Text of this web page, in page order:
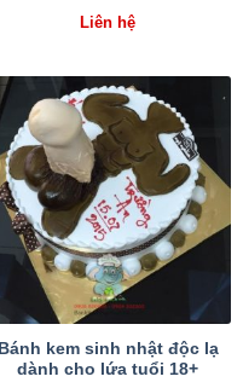
Liên hệ
Bánh kem sinh nhật độc lạ
dành cho lứa tuổi 18+